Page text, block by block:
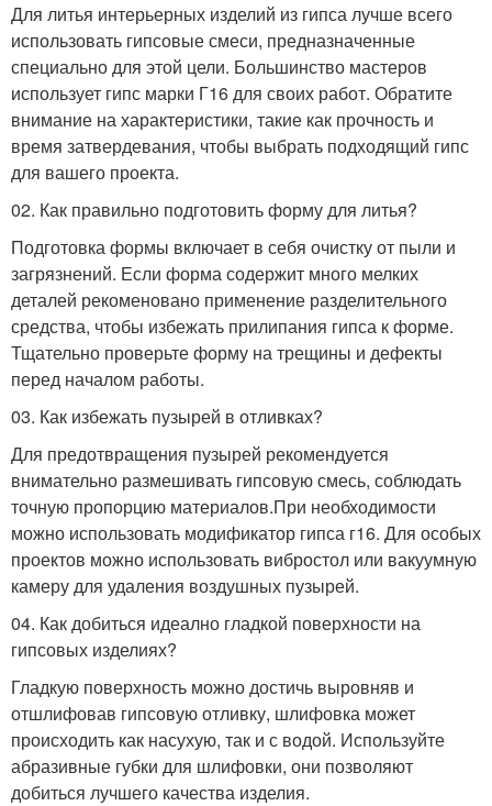
Для литья интерьерных изделий из гипса лучше всего
использовать гипсовые смеси, предназначенные
специально для этой цели. Большинство мастеров
использует гипс марки Г16 для своих работ. Обратите
внимание на характеристики, такие как прочность и
время затвердевания, чтобы выбрать подходящий гипс
для вашего проекта.
02. Как правильно подготовить форму для литья?
Подготовка формы включает в себя очистку от пыли и
загрязнений. Если форма содержит много мелких
деталей рекоменовано применение разделительного
средства, чтобы избежать прилипания гипса к форме.
Тщательно проверьте форму на трещины и дефекты
перед началом работы.
03. Как избежать пузырей в отливках?
Для предотвращения пузырей рекомендуется
внимательно размешивать гипсовую смесь, соблюдать
точную пропорцию материалов.При необходимости
можно использовать модификатор гипса г16. Для особых
проектов можно использовать вибростол или вакуумную
камеру для удаления воздушных пузырей.
04. Как добиться идеално гладкой поверхности на
гипсовых изделиях?
Гладкую поверхность можно достичь выровняв и
отшлифовав гипсовую отливку, шлифовка может
происходить как насухую, так и с водой. Используйте
абразивные губки для шлифовки, они позволяют
добиться лучшего качества изделия.